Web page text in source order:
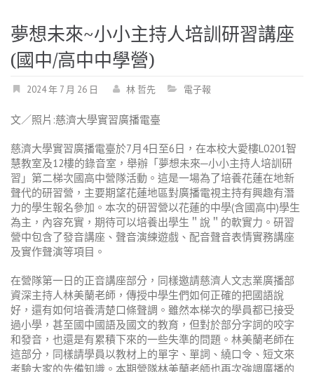
字:
夢想未來~小小主持人培訓研習講座
(國中/高中中學營)
2024 年 7 月 26 日 林 哲先 電子報
文／照片 :慈濟大學實習廣播電臺
慈濟大學實習廣播電臺於7月4日至6日，在本校大愛樓L0201智
慧教室及12樓的錄音室，舉辦「夢想未來─小小主持人培訓研
習」第二梯次國高中營隊活動。這是一場為了培養花蓮在地新
聲代的研習營，主要期望花蓮地區對廣播電視主持有興趣有潛
力的學生報名參加。 本次的研習營以花蓮的中學(含國高中)學生
為主，內容充實，期待可以培養出學生＂說＂的軟實力。研習
營中包含了發音講座、聲音演練遊戲、配音聲音表情實務講座
及實作聲演等項目。
在營隊第一日的正音講座部分，同樣邀請慈濟人文志業廣播部
資深主持人林美蘭老師，傳授中學生們如何正確的把國語說
好，還有如何培養清楚口條聲調。雖然本梯次的學員都已接受
過小學，甚至國中國語及國文的教育，但對於部分字詞的咬字
和發音，也還是有累積下來的一些失準的問題。林美蘭老師在
這部分，同樣請學員以教材上的單字、單詞、繞口令、短文來
考驗大家的先備知識。本期營隊林美蘭老師也再次強調廣播的